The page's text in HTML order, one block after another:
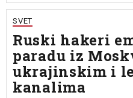
SVET
Ruski hakeri
paradu iz
ukrajinskim i
kanalima